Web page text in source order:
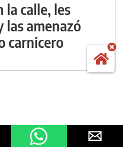
la calle, les
las amenazó
carnicero